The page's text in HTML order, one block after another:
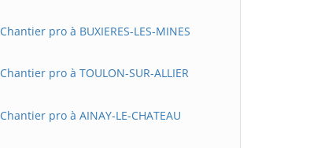
Chantier pro à BUXIERES-LES-MINES
Chantier pro à TOULON-SUR-ALLIER
Chantier pro à AINAY-LE-CHATEAU